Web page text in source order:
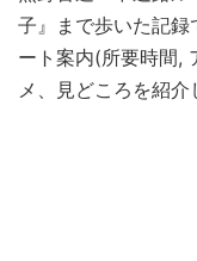
子』まで歩いた記
ート案内(所要時間,
メ、見どころを紹介